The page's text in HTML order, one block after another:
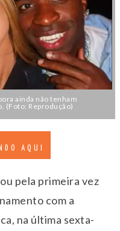
ainda não tenham
(Foto: Reprodução)
AQUI
pela primeira vez
com a
na última sexta-